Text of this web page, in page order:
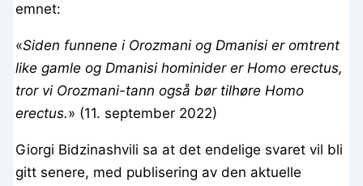
emnet:
«Siden funnene i Orozmani og Dmanisi er omtrent
like gamle og Dmanisi hominider er Homo erectus,
tror vi Orozmani-tann også bør tilhøre Homo
erectus.» (11. september 2022)
Giorgi Bidzinashvili sa at det endelige svaret vil bli
gitt senere, med publisering av den aktuelle